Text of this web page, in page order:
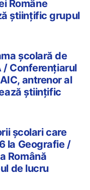
Române
științific grupul
școlară de
/ Conferențiarul
antrenor al
științific
școlari care
la Geografie /
Română
de lucru